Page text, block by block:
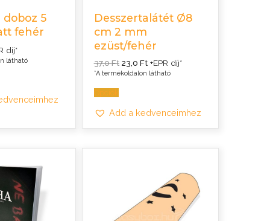
doboz 5
fehér
díj*
látható
Desszertalátét Ø8
cm 2 mm
ezüst/fehér
37,0Ft Original
price
was:
23,0 FtCurrent
price
is:
+EPR díj*
*A termékoldalon látható
Add a kedvenceimhez